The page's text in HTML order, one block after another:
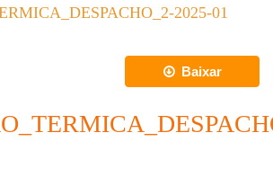
2025-01
Baixar